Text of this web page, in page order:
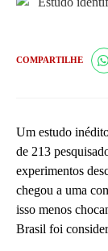
COMPARTILHE
Um estudo
de 213
experimentos
chegou a uma
isso menos
Brasil foi